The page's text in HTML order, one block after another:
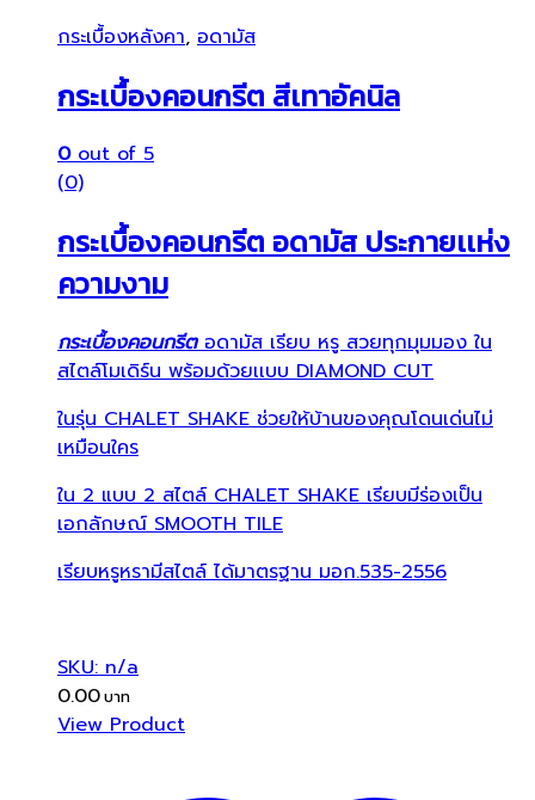
กระเบื้องหลังคา, อดามัส
กระเบื้องคอนกรีต สีเทาอัคนิล
0out of 5
(0)
กระเบื้องคอนกรีต อดามัส ประกายเเห่ง
ความงาม
กระเบื้องคอนกรีตอดามัส เรียบ หรู สวยทุกมุมมอง ใน
สไตล์โมเดิร์น พร้อมด้วยเเบบ DIAMOND CUT
ในรุ่น CHALET SHAKE ช่วยให้บ้านของคุณโดนเด่นไม่
เหมือนใคร
ใน 2 แบบ 2 สไตล์ CHALET SHAKE เรียบมีร่องเป็น
เอกลักษณ์ SMOOTH TILE
เรียบหรูหรามีสไตล์ ได้มาตรฐาน มอก.535-2556
SKU: n/a
0.00
View Product